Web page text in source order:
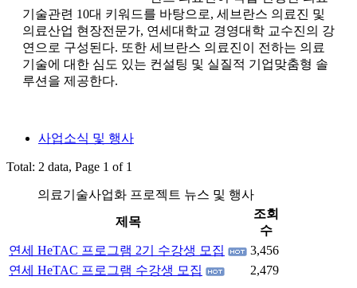
기술관련 10대 키워드를 바탕으로, 세브란스 의료진 및
의료산업 현장전문가, 연세대학교 경영대학 교수진의 강
연으로 구성된다. 또한 세브란스 의료진이 전하는 의료
기술에 대한 심도 있는 컨설팅 및 실질적 기업맞춤형 솔
루션을 제공한다.
사업소식 및 행사
Total: 2 data, Page 1 of 1
의료기술사업화 프로젝트 뉴스 및 행사
제목
조회
수
연세 HeTAC 프로그램 2기 수강생 모집
3,456
연세 HeTAC 프로그램 수강생 모집
2,479